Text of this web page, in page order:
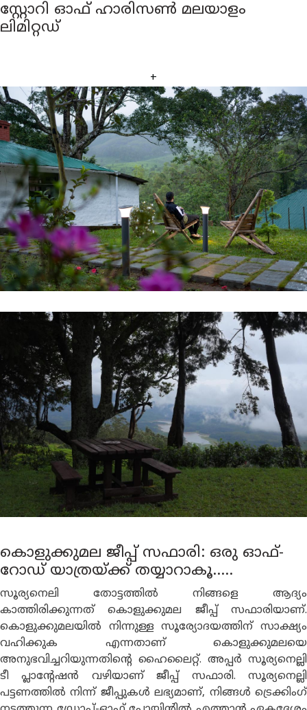
സ്റ്റോറി ഓഫ് ഹാരിസൺ മലയാളം
ലിമിറ്റഡ്
+
കൊളുക്കുമല ജീപ്പ് സഫാരി: ഒരു ഓഫ്-
റോഡ് യാത്രയ്ക്ക് തയ്യാറാകൂ.....
സൂര്യനെലി തോട്ടത്തിൽ നിങ്ങളെ ആദ്യം
കാത്തിരിക്കുന്നത് കൊളുക്കുമല ജീപ്പ് സഫാരിയാണ്.
കൊളുക്കുമലയിൽ നിന്നുള്ള സൂര്യോദയത്തിന് സാക്ഷ്യം
വഹിക്കുക എന്നതാണ് കൊളുക്കുമലയെ
അനുഭവിച്ചറിയുന്നതിൻ്റെ ഹൈലൈറ്റ്. അപ്പർ സൂര്യനെല്ലി
ടീ പ്ലാൻ്റേഷൻ വഴിയാണ് ജീപ്പ് സഫാരി. സൂര്യനെല്ലി
പട്ടണത്തിൽ നിന്ന് ജീപ്പുകൾ ലഭ്യമാണ്, നിങ്ങൾ ട്രെക്കിംഗ്